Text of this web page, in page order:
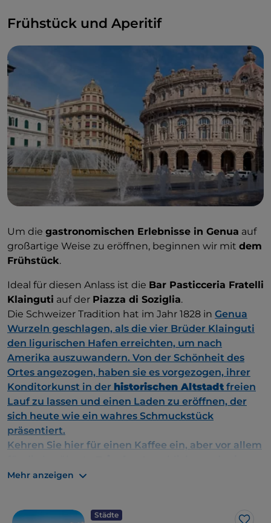
Frühstück und Aperitif
Um die gastronomischen Erlebnisse in Genua auf
großartige Weise zu eröffnen, beginnen wir mit dem
Frühstück.
Ideal für diesen Anlass ist die Bar Pasticceria Fratelli
Klainguti auf der Piazza di Soziglia.
Die Schweizer Tradition hat im Jahr 1828 in Genua
Wurzeln geschlagen, als die vier Brüder Klainguti
den ligurischen Hafen erreichten, um nach
Amerika auszuwandern. Von der Schönheit des
Ortes angezogen, haben sie es vorgezogen, ihrer
Konditorkunst in der historischen Altstadt freien
Lauf zu lassen und einen Laden zu eröffnen, der
sich heute wie ein wahres Schmuckstück
präsentiert.
Kehren Sie hier für einen Kaffee ein, aber vor allem
sogar Giuseppe Verdi serviert.
werden Sie wie gebannt vor der Auslage der
Mehr anzeigen
Städte